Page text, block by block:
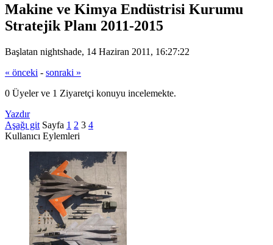
Makine ve Kimya Endüstrisi Kurumu
Stratejik Planı 2011-2015
Başlatan nightshade, 14 Haziran 2011, 16:27:22
« önceki - sonraki »
0 Üyeler ve 1 Ziyaretçi konuyu incelemekte.
Yazdır
Aşağı git Sayfa 1 2 3 4
Kullanıcı Eylemleri